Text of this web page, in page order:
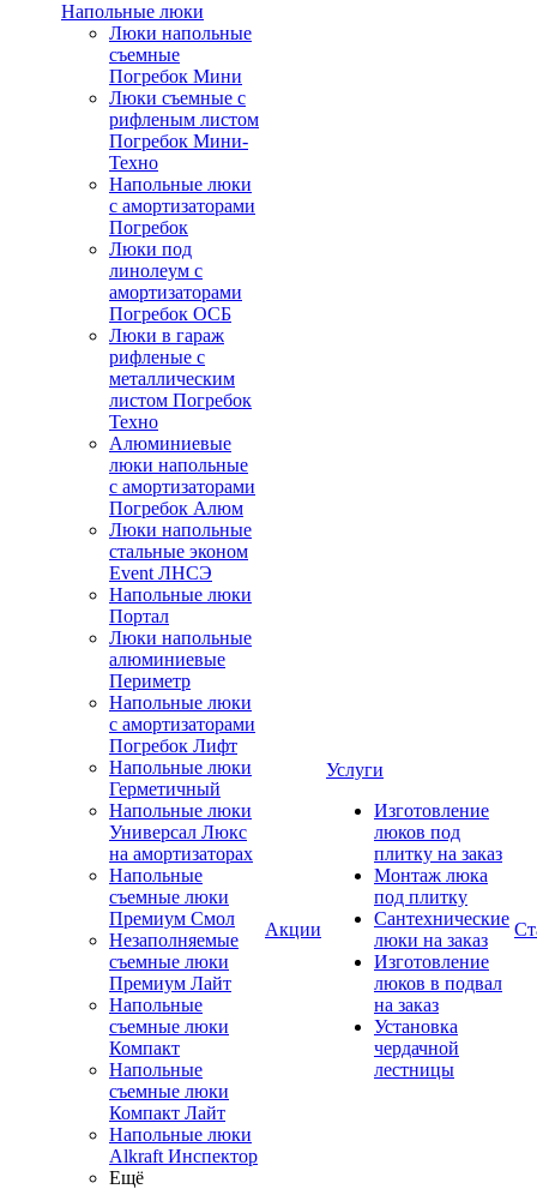
Напольные люки
Люки напольные
съемные
Погребок Мини
Люки съемные с
рифленым листом
Погребок Мини-
Техно
Напольные люки
с амортизаторами
Погребок
Люки под
линолеум с
амортизаторами
Погребок ОСБ
Люки в гараж
рифленые с
металлическим
листом Погребок
Техно
Алюминиевые
люки напольные
с амортизаторами
Погребок Алюм
Люки напольные
стальные эконом
Event ЛНСЭ
Напольные люки
Портал
Люки напольные
алюминиевые
Периметр
Напольные люки
с амортизаторами
Погребок Лифт
Напольные люки
Герметичный
Напольные люки
Универсал Люкс
на амортизаторах
Напольные
съемные люки
Премиум Смол
Незаполняемые
съемные люки
Премиум Лайт
Напольные
съемные люки
Компакт
Напольные
съемные люки
Компакт Лайт
Напольные люки
Alkraft Инспектор
Ещё
Акции
Услуги
Изготовление
люков под
плитку на заказ
Монтаж люка
под плитку
Сантехнические
люки на заказ
Изготовление
люков в подвал
на заказ
Установка
чердачной
лестницы